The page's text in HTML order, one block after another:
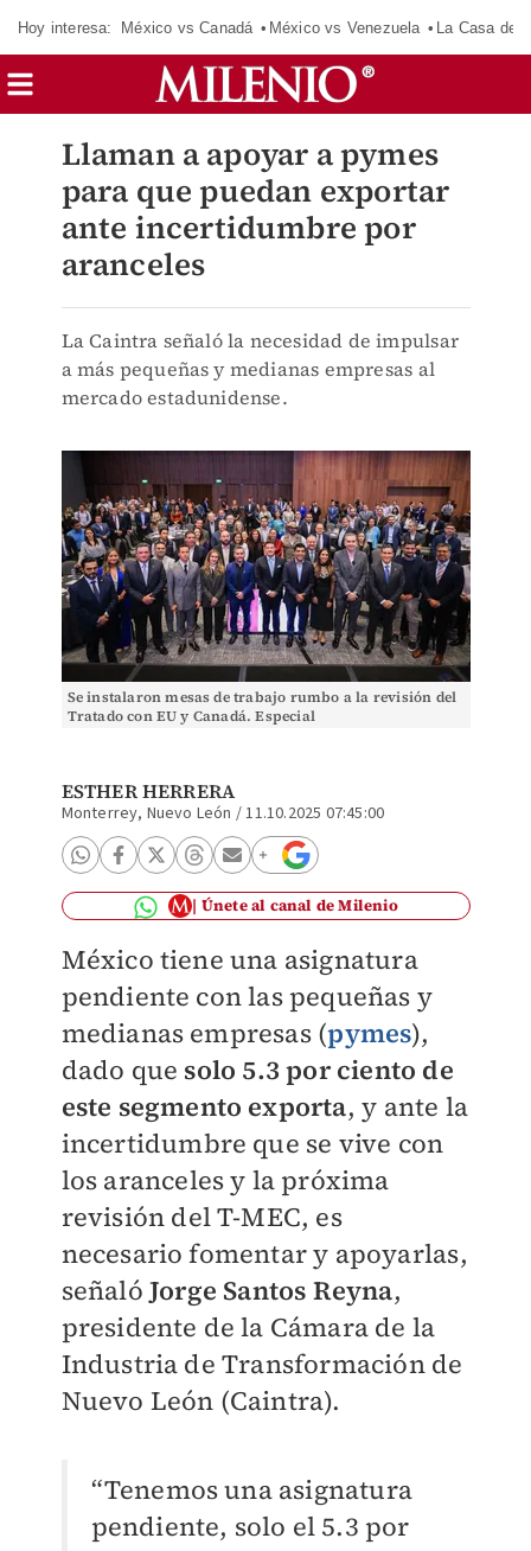
Hoy interesa: México vs Canadá México vs Venezuela La Casa de
Llaman a apoyar a pymes
para que puedan exportar
ante incertidumbre por
aranceles
La Caintra señaló la necesidad de impulsar
a más pequeñas y medianas empresas al
mercado estadunidense.
Se instalaron mesas de trabajo rumbo a la revisión del
Tratado con EU y Canadá. Especial
ESTHER HERRERA
Monterrey, Nuevo León /11.10.2025 07:45:00
Únete al canal de Milenio
México tiene una asignatura
pendiente con las pequeñas y
medianas empresas (pymes),
dado que solo 5.3 por ciento de
este segmento exporta, y ante la
incertidumbre que se vive con
los aranceles y la próxima
revisión del T-MEC, es
necesario fomentar y apoyarlas,
señaló Jorge Santos Reyna,
presidente de la Cámara de la
Industria de Transformación de
Nuevo León (Caintra).
“Tenemos una asignatura
pendiente, solo el 5.3 por